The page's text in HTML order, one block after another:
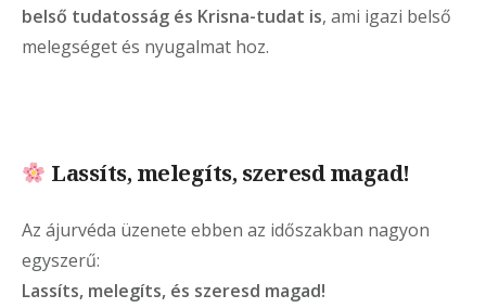
belső tudatosság és Krisna-tudat is, ami igazi belső
melegséget és nyugalmat hoz.
Lassíts, melegíts, szeresd magad!
Az ájurvéda üzenete ebben az időszakban nagyon
egyszerű:
Lassíts, melegíts, és szeresd magad!